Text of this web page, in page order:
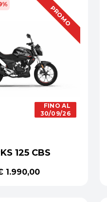
OFFERTA
PROMO
FINO AL
30/09/26
125 CBS
1.990,00